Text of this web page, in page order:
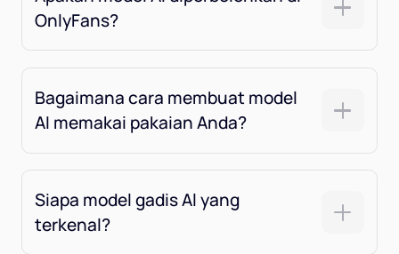
OnlyFans?
Bagaimana cara membuat model
AI memakai pakaian Anda?
Siapa model gadis Al yang
terkenal?